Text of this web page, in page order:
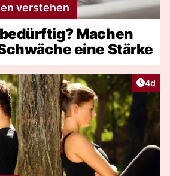
verstehen
Machen
eine Stärke
4d